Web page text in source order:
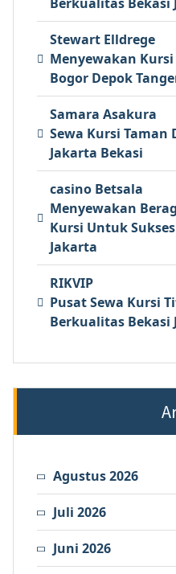
Stewart Elldrege
Menyewakan
Bogor Depok
Samara Asakura
Sewa Kursi Taman
Jakarta Bekasi
casino Betsala
Menyewakan
Kursi Untuk
Jakarta
RIKVIP
Pusat Sewa Kursi
Berkualitas Bekasi
Agustus 2026
Juli 2026
Juni 2026